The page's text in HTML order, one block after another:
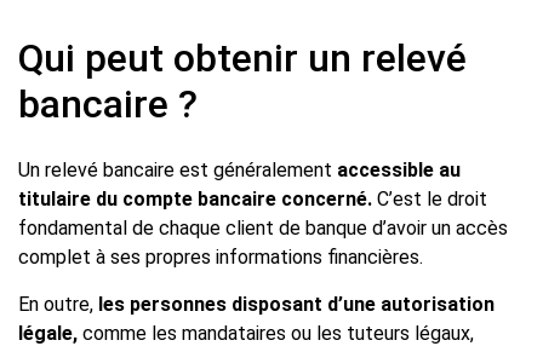
Qui peut obtenir un relevé
bancaire ?
Un relevé bancaire est généralement accessible au
titulaire du compte bancaire concerné. C’est le droit
fondamental de chaque client de banque d’avoir un accès
complet à ses propres informations financières.
En outre, les personnes disposant d’une autorisation
légale, comme les mandataires ou les tuteurs légaux,